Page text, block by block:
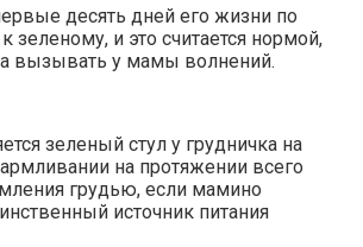
десять дней его жизни по
зеленому, и это считается нормой,
вызывать у мамы волнений.
зеленый стул у грудничка на
на протяжении всего
грудью, если мамино
источник питания